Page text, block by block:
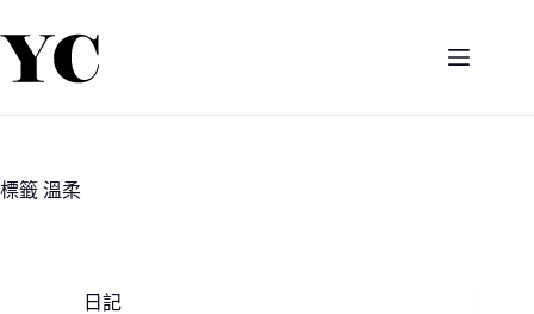
至
標籤 溫柔
日記